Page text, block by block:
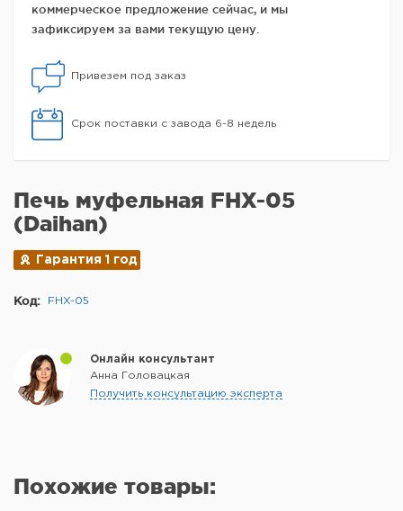
коммерческое предложение сейчас, и мы
зафиксируем за вами текущую цену.
Привезем под заказ
Срок поставки с завода 6-8 недель
Печь муфельная FHX-05
(Daihan)
Гарантия 1 год
Код: FНX-05
Онлайн консультант
Анна Головацкая
Получить консультацию эксперта
Похожие товары: